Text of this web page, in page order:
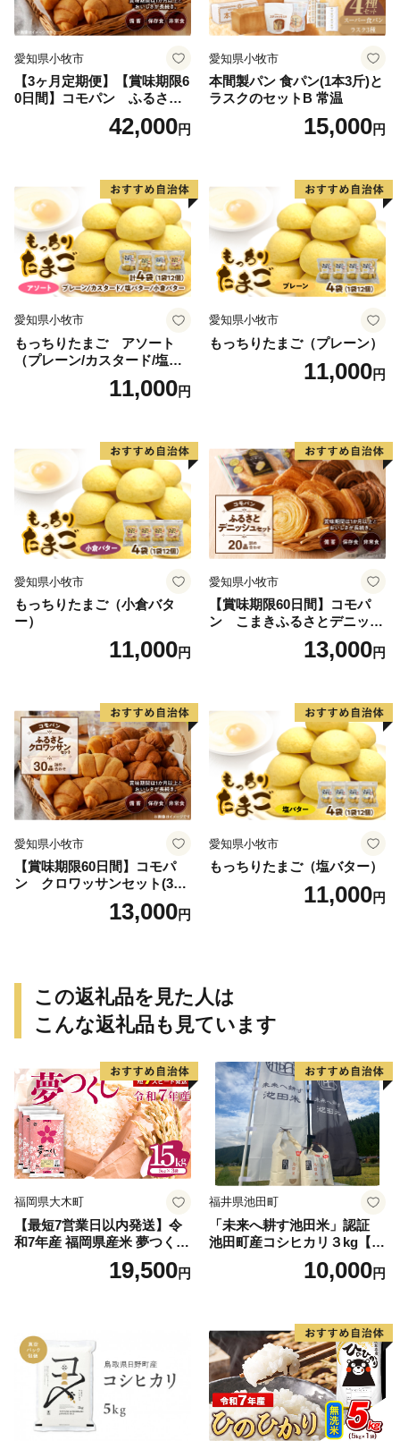
愛知県小牧市
【3ヶ月定期便】【賞味期限6
0日間】コモパン ふるさと
クロワッサンセット（計90
個）／災害用備蓄 保存食 非
42,000円
愛知県小牧市
本間製パン 食パン(1本3斤)と
ラスクのセットB 常温
15,000円
愛知県小牧市
もっちりたまご アソート
（プレーン/カスタード/塩バ
ター/小倉バター）11,000円
愛知県小牧市
もっちりたまご（プレーン）
11,000円
愛知県小牧市
もっちりたまご（小倉バタ
ー）
11,000円
愛知県小牧市
【賞味期限60日間】コモパ
ン こまきふるさとデニッシ
ュセット（20個入り）／災害
用備蓄 保存食 非常食 防災グ
13,000円
愛知県小牧市
【賞味期限60日間】コモパ
ン クロワッサンセット(30
個入り)／災害用備蓄 保存食
非常食 防災グッズにも
13,000円
愛知県小牧市
もっちりたまご（塩バター）
11,000円
この返礼品を見た人は
こんな返礼品も見ています
福岡県大木町
【最短7営業日以内発送】令
和7年産 福岡県産米 夢つくし
15kg 精米 ※北海道・沖縄・
19,500円
福井県池田町
「未来へ耕す池田米」認証
池田町産コシヒカリ３kg【お
1人様につき３セットまで】
10,000円